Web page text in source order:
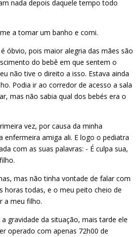
nada depois daquele tempo todo
a tomar um banho e comi.
óbvio, pois maior alegria das mães são
do bebê em que sentem o
não tive o direito a isso. Estava ainda
Podia ir ao corredor de acesso a sala
mas não sabia qual dos bebés era o
vez, por causa da minha
enfermeira amiga ali. E logo o pediatra
com as suas palavras: - É culpa sua,
mas não tinha vontade de falar com
horas todas, e o meu peito cheio de
a meu filho.
gravidade da situação, mais tarde ele
operado com apenas 72h00 de